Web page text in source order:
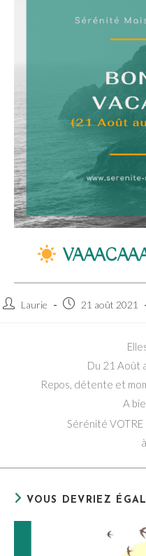
Auteur/autrice
Laurie
Publication
21 août 2021
Du 21 Août
Repos, détente et
A
Sérénité
VOUS DEVRIEZ